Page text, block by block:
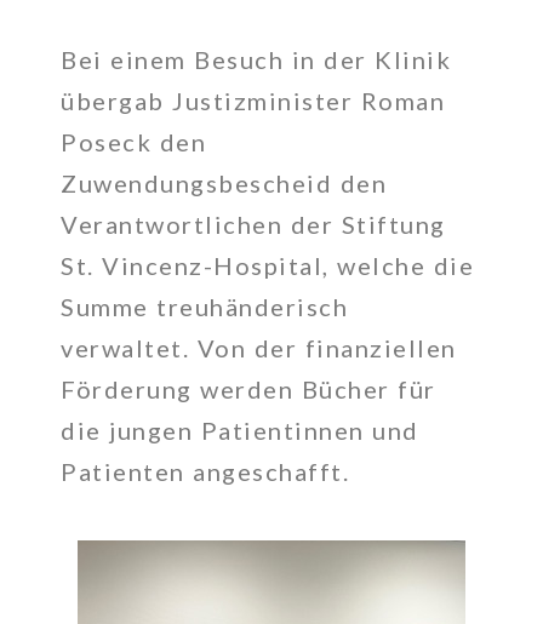
Bei einem Besuch in der Klinik
übergab Justizminister Roman
Poseck den
Zuwendungsbescheid den
Verantwortlichen der Stiftung
St. Vincenz-Hospital, welche die
Summe treuhänderisch
verwaltet. Von der finanziellen
Förderung werden Bücher für
die jungen Patientinnen und
Patienten angeschafft.